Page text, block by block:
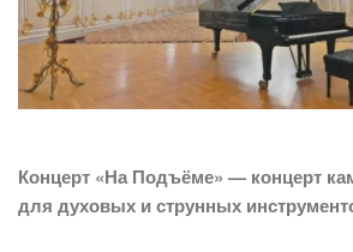
Концерт «На Подъёме» — концерт
для духовых и струнных